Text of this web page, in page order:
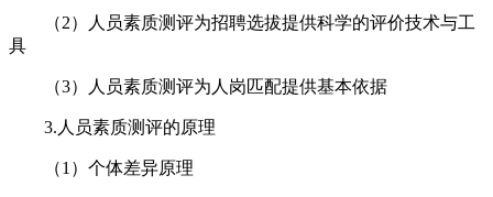
（2）人员素质测评为招聘选拔提供科学的评价技术与工
具
（3）人员素质测评为人岗匹配提供基本依据
3.人员素质测评的原理
（1）个体差异原理